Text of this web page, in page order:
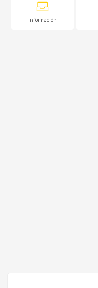
Información